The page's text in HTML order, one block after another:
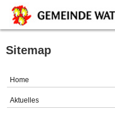
Home
Gemeinde
Sitemap
Home
Aktuelles